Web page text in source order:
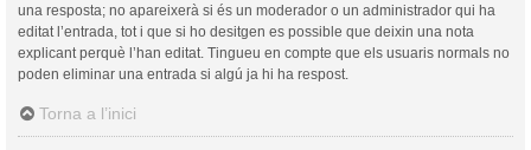
una resposta; no apareixerà si és un moderador o un administrador qui ha
editat l’entrada, tot i que si ho desitgen es possible que deixin una nota
explicant perquè l’han editat. Tingueu en compte que els usuaris normals no
poden eliminar una entrada si algú ja hi ha respost.
Torna a l’inici